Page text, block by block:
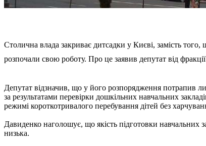
Столична влада закриває дитсадки у Києві, замість
розпочали свою роботу. Про це заявив депутат від
Депутат відзначив, що у його розпорядження потрапив
за результатами перевірки дошкільних навчальних
режимі короткотривалого перебування дітей без
Давиденко наголошує, що якість підготовки навчальних
низька.